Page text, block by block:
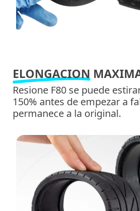
ELONGACION
Resione F80 se puede
150% antes de empezar a
permanece a la original.